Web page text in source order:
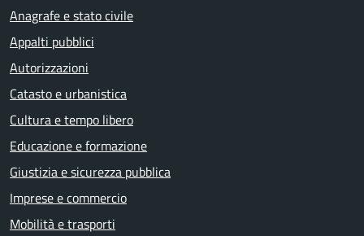
Anagrafe e stato civile
Appalti pubblici
Autorizzazioni
Catasto e urbanistica
Cultura e tempo libero
Educazione e formazione
Giustizia e sicurezza pubblica
Imprese e commercio
Mobilità e trasporti